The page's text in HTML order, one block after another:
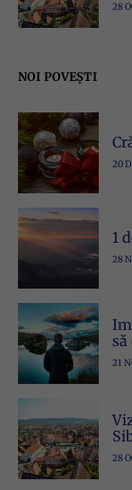
28
NOI POVEȘTI
20
1
28
să
21
28